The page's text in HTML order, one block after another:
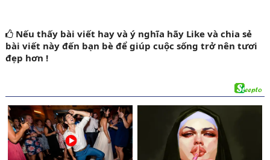
Nếu thấy bài viết hay và ý nghĩa hãy Like và chia sẻ
bài viết này đến bạn bè để giúp cuộc sống trở nên tươi
đẹp hơn !